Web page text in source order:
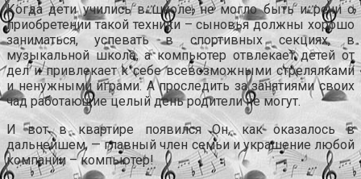
Когда дети учились в школе, не могло быть и речи о
приобретении такой техники – сыновья должны хорошо
заниматься, успевать в спортивных секциях, в
музыкальной школе, а компьютер отвлекает детей от
дел и привлекает к себе всевозможными стрелялками
и ненужными играми. А проследить за занятиями своих
чад работающие целый день родители не могут.
И вот в квартире появился Он, как оказалось в
дальнейшем, — главный член семьи и украшение любой
компании – компьютер!